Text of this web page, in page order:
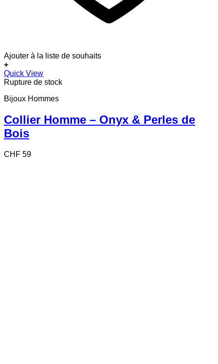
Ajouter à la liste de souhaits
+
Quick View
Rupture de stock
Bijoux Hommes
Collier Homme – Onyx & Perles de
Bois
CHF 59